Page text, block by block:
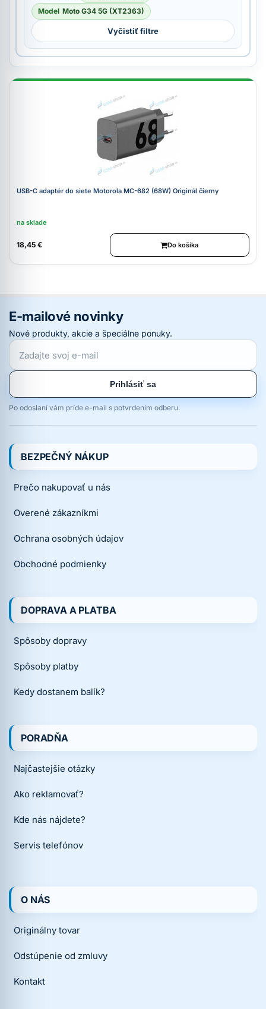
Model Moto G34 5G (XT2363)
Vyčistiť filtre
USB-C adaptér do siete Motorola MC-682 (68W) Originál čierny
na sklade
18,45 € Do košíka
E-mailové novinky
Nové produkty, akcie a špeciálne ponuky.
Prihlásiť sa
Po odoslaní vám príde e-mail s potvrdením odberu.
BEZPEČNÝ NÁKUP
Prečo nakupovať u nás
Overené zákazníkmi
Ochrana osobných údajov
Obchodné podmienky
DOPRAVA A PLATBA
Spôsoby dopravy
Spôsoby platby
Kedy dostanem balík?
PORADŇA
Najčastejšie otázky
Ako reklamovať?
Kde nás nájdete?
Servis telefónov
O NÁS
Originálny tovar
Odstúpenie od zmluvy
Kontakt